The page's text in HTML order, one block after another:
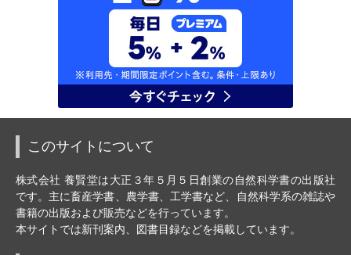
このサイトについて
株式会社 養賢堂は大正３年５月５日創業の自然科学書の出版社
です。主に畜産学書、農学書、工学書など、自然科学系の雑誌や
書籍の出版および販売などを行っています。
本サイトでは新刊案内、図書目録などを掲載しています。